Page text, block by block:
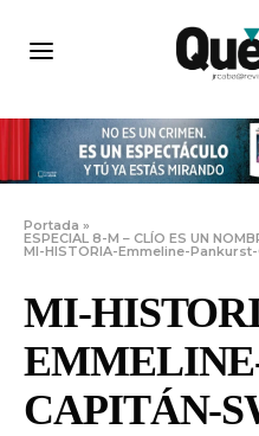
Portada »
ESPECIAL 8-M – CLÍO ES UN
MI-HISTORIA-Emmeline-
MI-
CAPITÁN-